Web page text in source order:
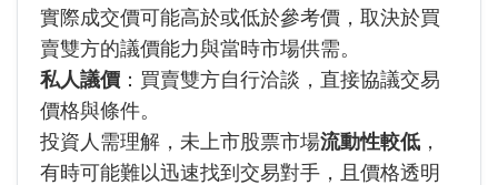
實際成交價可能高於或低於參考價，取決於買
賣雙方的議價能力與當時市場供需。
私人議價 ：買賣雙方自行洽談，直接協議交易
價格與條件。
投資人需理解，未上市股票市場流動性較低 ，
有時可能難以迅速找到交易對手，且價格透明